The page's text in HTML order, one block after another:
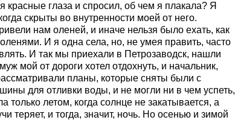
глаза и спросил, об чем я плакала? Я
скрыты во внутренности моей от него.
нам оленей, и иначе нельзя было ехать, как
И я одна села, но, не умея править, часто
И так мы приехали в Петрозаводск, нашли
мой от дороги хотел отдохнуть, и начальник,
планы, которые сняты были с
для отливки воды, и не могли ни в чем успеть,
только летом, когда солнце не закатывается, а
теряет, и тогда, значит, ночь. Но осенью и зимой